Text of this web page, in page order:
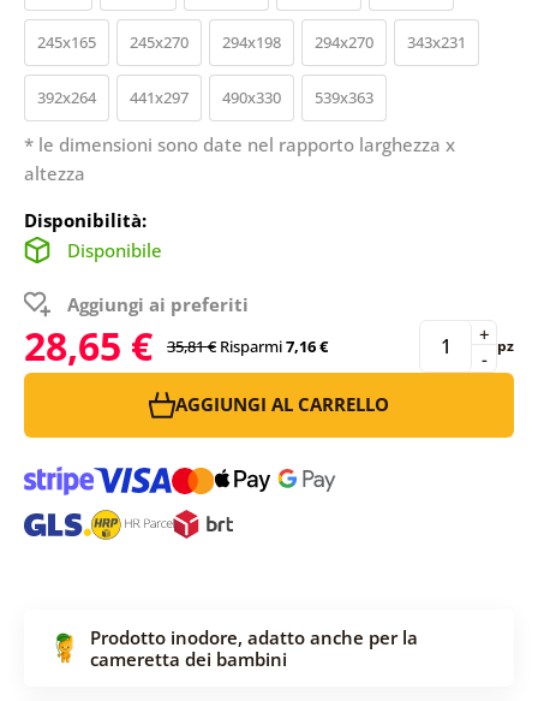
245x165 245x270 294x198 294x270 343x231
392x264 441x297 490x330 539x363
* le dimensioni sono date nel rapporto larghezza x
altezza
Disponibilità:
Disponibile
Aggiungi ai preferiti
28,65 € 35,81 € Risparmi7,16 € -
+ pz
AGGIUNGI AL CARRELLO
Prodotto inodore, adatto anche per la
cameretta dei bambini